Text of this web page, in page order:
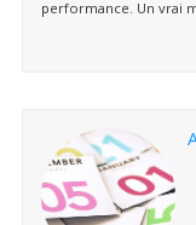
performance. Un vrai